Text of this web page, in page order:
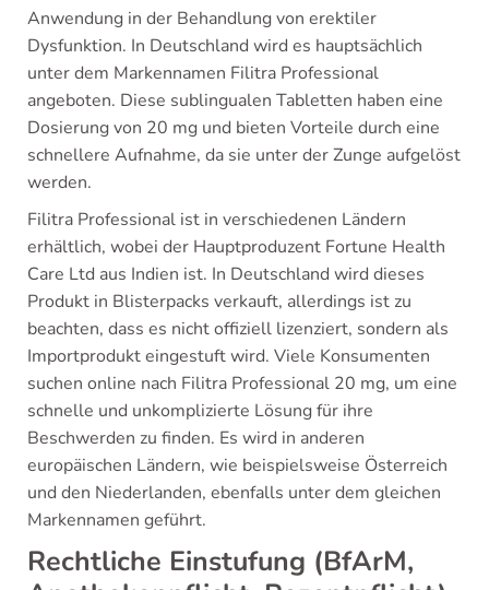
Anwendung in der Behandlung von erektiler
Dysfunktion. In Deutschland wird es hauptsächlich
unter dem Markennamen Filitra Professional
angeboten. Diese sublingualen Tabletten haben eine
Dosierung von 20 mg und bieten Vorteile durch eine
schnellere Aufnahme, da sie unter der Zunge aufgelöst
werden.
Filitra Professional ist in verschiedenen Ländern
erhältlich, wobei der Hauptproduzent Fortune Health
Care Ltd aus Indien ist. In Deutschland wird dieses
Produkt in Blisterpacks verkauft, allerdings ist zu
beachten, dass es nicht offiziell lizenziert, sondern als
Importprodukt eingestuft wird. Viele Konsumenten
suchen online nach Filitra Professional 20 mg, um eine
schnelle und unkomplizierte Lösung für ihre
Beschwerden zu finden. Es wird in anderen
europäischen Ländern, wie beispielsweise Österreich
und den Niederlanden, ebenfalls unter dem gleichen
Markennamen geführt.
Rechtliche Einstufung (BfArM,